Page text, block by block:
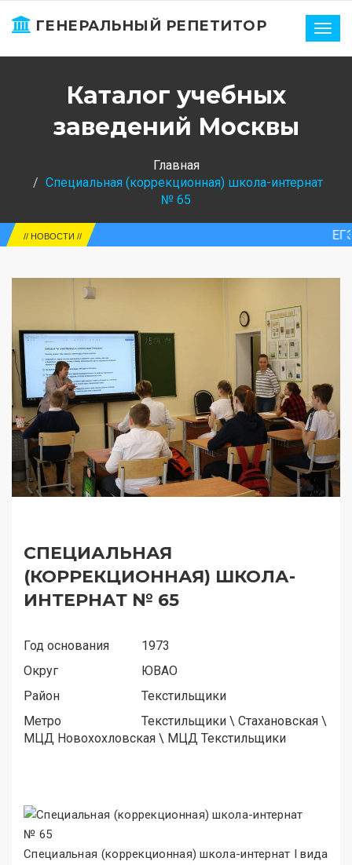
ГЕНЕРАЛЬНЫЙ РЕПЕТИТОР
Каталог учебных
заведений Москвы
Главная
Специальная (коррекционная) школа-интернат
№ 65
ЕГЭ-2025.
// НОВОСТИ //
СПЕЦИАЛЬНАЯ
(КОРРЕКЦИОННАЯ) ШКОЛА-
ИНТЕРНАТ № 65
Год основания
1973
Округ
ЮВАО
Район
Текстильщики
Метро
Текстильщики \ Стахановская \
МЦД Новохохловская \ МЦД Текстильщики
Специальная (коррекционная) школа-интернат I вида